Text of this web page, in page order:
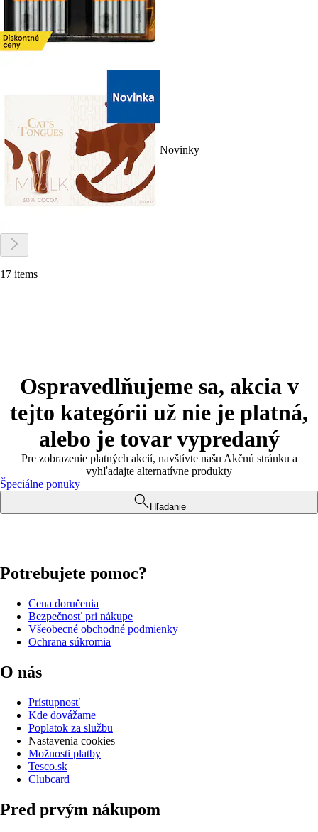
Novinky
17 items
Ospravedlňujeme sa, akcia v
tejto kategórii už nie je platná,
alebo je tovar vypredaný
Pre zobrazenie platných akcií, navštívte našu Akčnú stránku a
vyhľadajte alternatívne produkty
Špeciálne ponuky
Hľadanie
Potrebujete pomoc?
Cena doručenia
Bezpečnosť pri nákupe
Všeobecné obchodné podmienky
Ochrana súkromia
O nás
Prístupnosť
Kde dovážame
Poplatok za službu
Nastavenia cookies
Možnosti platby
Tesco.sk
Clubcard
Pred prvým nákupom